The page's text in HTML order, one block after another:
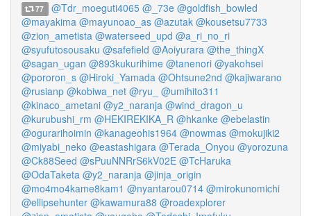
77 @Tdr_moeguti4065 @_73e @goldfish_bowled
@mayakima @mayunoao_as @azutak @kousetsu7733
@zion_ametista @waterseed_upd @a_ri_no_ri
@syufutosousaku @safefield @Aoiyurara @the_thingX
@sagan_ugan @893kukurihime @tanenori @yakohsei
@pororon_s @Hiroki_Yamada @Ohtsune2nd @kajiwarano
@rusianp @kobiwa_net @ryu_
@umihito311
@kinaco_ametani @y2_naranja @wind_dragon_u
@kurubushi_rm @HEKIREKIKA_R @hkanke @ebelastin
@ogurarihoimin @kanageohis1964 @nowmas @mokujiki2
@miyabi_neko @eastashigara @Terada_Onyou @yorozuna
@Ck88Seed @sPuuNNRrS6kV02E @TcHaruka
@OdaTaketa @y2_naranja @jinja_origin
@mo4mo4kame8kam1 @nyantarou0714 @mirokunomichi
@ellipsehunter @kawamura88 @roadexplorer